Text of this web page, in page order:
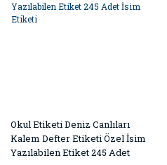
Okul Etiketi Deniz Canlıları
Kalem Defter Etiketi Özel İsim
Yazılabilen Etiket 245 Adet